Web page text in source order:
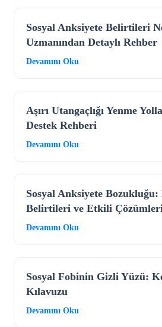
Sosyal Anksiyete Belirtileri
Uzmanından Detaylı Rehber
Devamını Oku
Aşırı Utangaçlığı Yenme
Destek Rehberi
Devamını Oku
Sosyal Anksiyete Bozukluğu:
Belirtileri ve Etkili
Devamını Oku
Sosyal Fobinin Gizli Yüzü:
Kılavuzu
Devamını Oku